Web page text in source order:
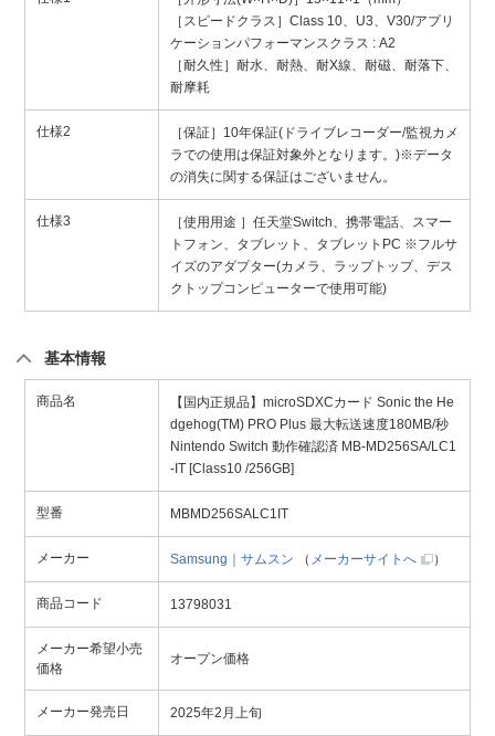
［スピードクラス］Class 10、U3、V30/アプリ
ケーションパフォーマンスクラス : A2
［耐久性］耐水、耐熱、耐X線、耐磁、耐落下、
耐摩耗
仕様2
［保証］10年保証(ドライブレコーダー/監視カメ
ラでの使用は保証対象外となります。)※データ
の消失に関する保証はございません。
仕様3
［使用用途 ］任天堂Switch、携帯電話、スマー
トフォン、タブレット、タブレットPC ※フルサ
イズのアダプター(カメラ、ラップトップ、デス
クトップコンピューターで使用可能)
基本情報
商品名
【国内正規品】microSDXCカード Sonic the He
dgehog(TM) PRO Plus 最大転送速度180MB/秒
Nintendo Switch 動作確認済 MB-MD256SA/LC1
-IT [Class10 /256GB]
型番 MBMD256SALC1IT
メーカー Samsung｜サムスン （ メーカーサイトへ ）
商品コード 13798031
メーカー希望小売
価格
オープン価格
メーカー発売日 2025年2月上旬